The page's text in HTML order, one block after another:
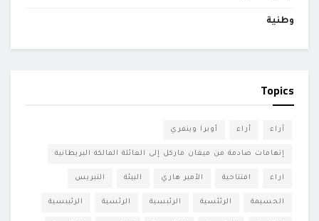
وطنية
Topics
آراء أراء أوبرا وينفري
إتهامات صادمة من ميغان ماركل إلى العائلة المالكة البريطانية
اراء افتتاحية الأمير هاري البيئة التبريس
الحسيمة الرئئسية الرئبسية الرئسية الرئيبسية